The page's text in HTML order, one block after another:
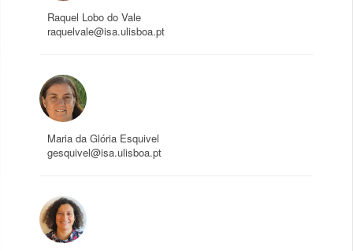
Raquel Lobo do Vale
raquelvale@isa.ulisboa.pt
Maria da Glória Esquivel
gesquivel@isa.ulisboa.pt